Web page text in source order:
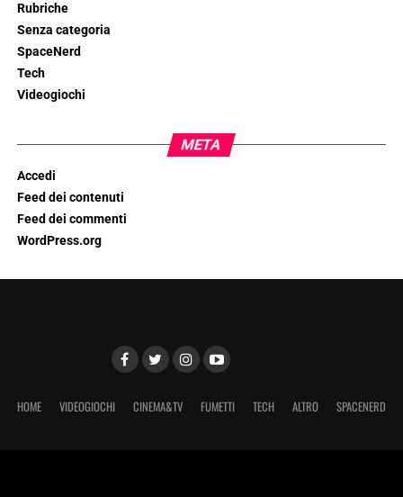
Rubriche
Senza categoria
SpaceNerd
Tech
Videogiochi
META
Accedi
Feed dei contenuti
Feed dei commenti
WordPress.org
HOME VIDEOGIOCHI CINEMA&TV FUMETTI TECH ALTRO SPACENERD